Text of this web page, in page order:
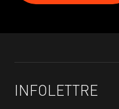
INFOLETTRE